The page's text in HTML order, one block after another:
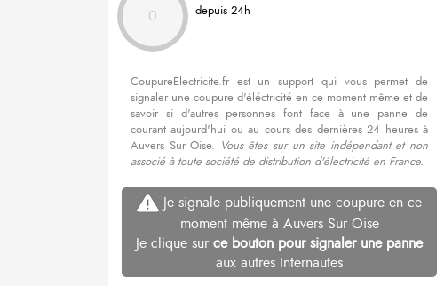
0 depuis 24h
CoupureElectricite.fr est un support qui vous permet de
signaler une coupure d'éléctricité en ce moment même et de
savoir si d'autres personnes font face à une panne de
courant aujourd'hui ou au cours des dernières 24 heures à
Auvers Sur Oise. Vous êtes sur un site indépendant et non
associé à toute société de distribution d'électricité en France.
Je signale publiquement une coupure en ce
moment même à Auvers Sur Oise
Je clique sur ce bouton pour signaler une panne
aux autres Internautes